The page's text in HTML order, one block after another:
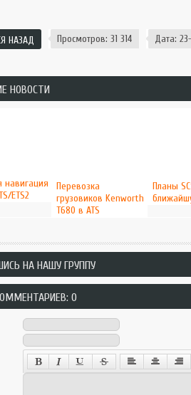
НАЗАД Просмотров: 31 314 Дата:
НОВОСТИ
навигация
ETS2
Перевозка
грузовиков Kenworth
T680 в ATS
Планы
НА НАШУ ГРУППУ
0